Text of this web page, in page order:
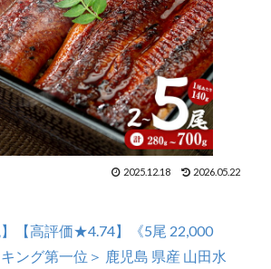
2025.12.18 2026.05.22
】【高評価★4.74】《5尾 22,000
ング第一位＞ 鹿児島 県産 山田水